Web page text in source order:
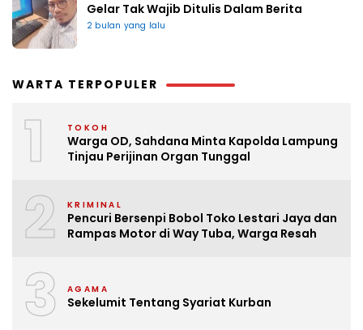
Gelar Tak Wajib Ditulis Dalam Berita
2 bulan yang lalu
WARTA TERPOPULER
1 TOKOH
Warga OD, Sahdana Minta Kapolda Lampung
Tinjau Perijinan Organ Tunggal
2 KRIMINAL
Pencuri Bersenpi Bobol Toko Lestari Jaya dan
Rampas Motor di Way Tuba, Warga Resah
3 AGAMA
Sekelumit Tentang Syariat Kurban